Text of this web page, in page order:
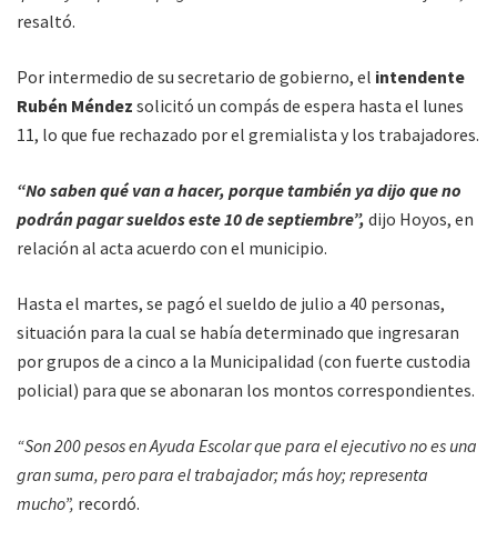
resaltó.
Por intermedio de su secretario de gobierno, el intendente
Rubén Méndez solicitó un compás de espera hasta el lunes
11, lo que fue rechazado por el gremialista y los trabajadores.
“No saben qué van a hacer, porque también ya dijo que no
podrán pagar sueldos este 10 de septiembre”, dijo Hoyos, en
relación al acta acuerdo con el municipio.
Hasta el martes, se pagó el sueldo de julio a 40 personas,
situación para la cual se había determinado que ingresaran
por grupos de a cinco a la Municipalidad (con fuerte custodia
policial) para que se abonaran los montos correspondientes.
“Son 200 pesos en Ayuda Escolar que para el ejecutivo no es una
gran suma, pero para el trabajador; más hoy; representa
mucho”, recordó.